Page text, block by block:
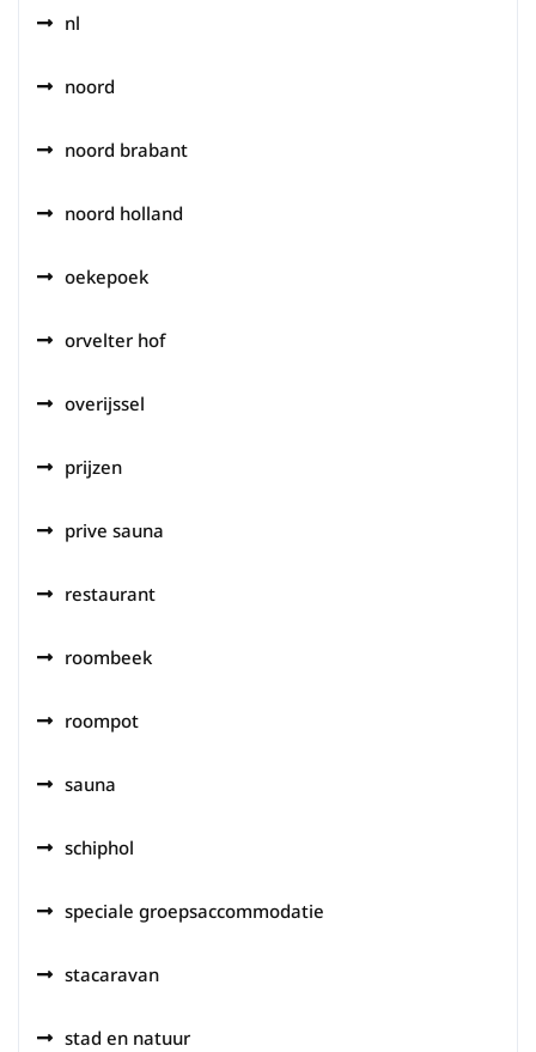
nl
noord
noord brabant
noord holland
oekepoek
orvelter hof
overijssel
prijzen
prive sauna
restaurant
roombeek
roompot
sauna
schiphol
speciale groepsaccommodatie
stacaravan
stad en natuur